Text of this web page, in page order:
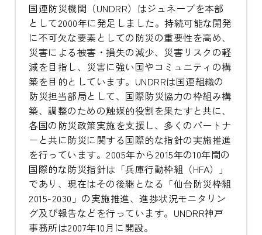
国連防災機関（UNDRR）はジュネーブを本部
として2000年に発足しました。持続可能な開発
に不可欠な要素としての防災の重要性を高め、
災害による被害・損失の減少、災害リスクの軽
減を目指し、災害に強い国やコミュニティの構
築を目的としています。UNDRRは国連組織の
防災担当部局として、国際防災協力の枠組み構
築、調整のための触媒的役割を果たすと共に、
各国の防災政策実施を支援し、多くのパートナ
ーと共に防災に関する国際的な指針の実施推進
を行っています。2005年から2015年の10年間の
国際的な防災指針は「兵庫行動枠組（HFA）」
であり、現在はその後継となる「仙台防災枠組
2015-2030」の実施推進、進捗状況モニタリン
グ及び報告などを行っています。UNDRR神戸
事務所は2007年10月に開設。